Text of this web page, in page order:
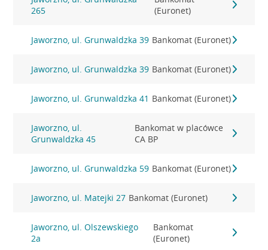
265
(Euronet)
Jaworzno, ul. Grunwaldzka 39 Bankomat (Euronet)
Jaworzno, ul. Grunwaldzka 39 Bankomat (Euronet)
Jaworzno, ul. Grunwaldzka 41 Bankomat (Euronet)
Jaworzno, ul.
Grunwaldzka 45
Bankomat w placówce
CA BP
Jaworzno, ul. Grunwaldzka 59 Bankomat (Euronet)
Jaworzno, ul. Matejki 27 Bankomat (Euronet)
Jaworzno, ul. Olszewskiego
2a
Bankomat
(Euronet)